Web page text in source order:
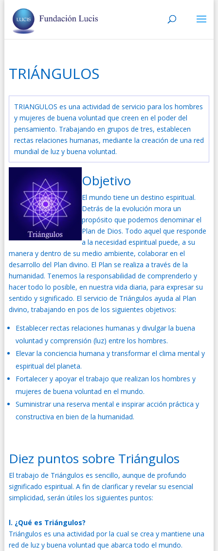
TRIÁNGULOS
TRIANGULOS es una actividad de servicio para los hombres
y mujeres de buena voluntad que creen en el poder del
pensamiento. Trabajando en grupos de tres, establecen
rectas relaciones humanas, mediante la creación de una red
mundial de luz y buena voluntad.
Objetivo
El mundo tiene un destino espiritual.
Detrás de la evolución mora un
propósito que podemos denominar el
Plan de Dios. Todo aquel que responde
a la necesidad espiritual puede, a su
manera y dentro de su medio ambiente, colaborar en el
desarrollo del Plan divino. El Plan se realiza a través de la
humanidad. Tenemos la responsabilidad de comprenderlo y
hacer todo lo posible, en nuestra vida diaria, para expresar su
sentido y significado. El servicio de Triángulos ayuda al Plan
divino, trabajando en pos de los siguientes objetivos:
Establecer rectas relaciones humanas y divulgar la buena
voluntad y comprensión (luz) entre los hombres.
Elevar la conciencia humana y transformar el clima mental y
espiritual del planeta.
Fortalecer y apoyar el trabajo que realizan los hombres y
mujeres de buena voluntad en el mundo.
Suministrar una reserva mental e inspirar acción práctica y
constructiva en bien de la humanidad.
Diez puntos sobre Triángulos
El trabajo de Triángulos es sencillo, aunque de profundo
significado espiritual. A fin de clarificar y revelar su esencial
simplicidad, serán útiles los siguientes puntos:
l. ¿Qué es Triángulos?
Triángulos es una actividad por la cual se crea y mantiene una
red de luz y buena voluntad que abarca todo el mundo.